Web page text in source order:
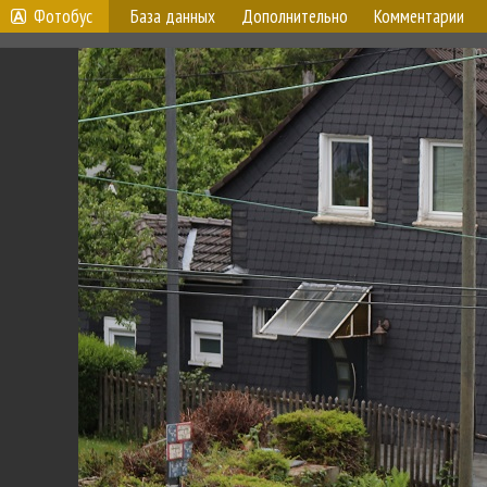
Фотобус База данных Дополнительно Комментарии